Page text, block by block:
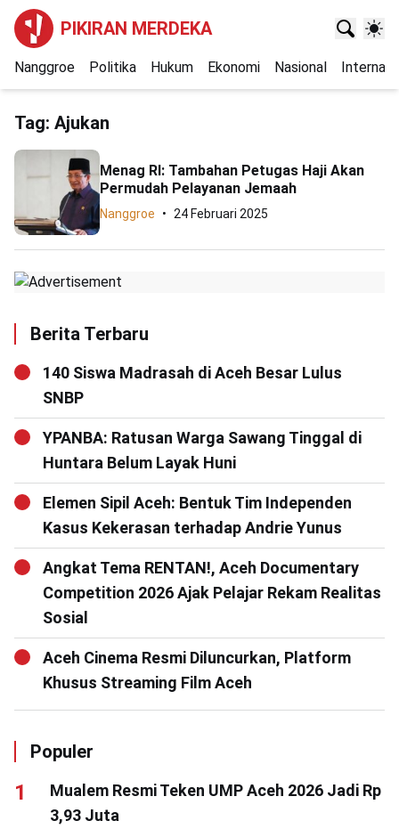
PIKIRAN MERDEKA
Nanggroe Politika Hukum Ekonomi Nasional
Tag: Ajukan
Menag RI: Tambahan Petugas Haji Akan
Permudah Pelayanan Jemaah
Nanggroe 24 Februari 2025
Berita Terbaru
140 Siswa Madrasah di Aceh Besar Lulus
SNBP
YPANBA: Ratusan Warga Sawang Tinggal di
Huntara Belum Layak Huni
Elemen Sipil Aceh: Bentuk Tim Independen
Kasus Kekerasan terhadap Andrie Yunus
Angkat Tema RENTAN!, Aceh Documentary
Competition 2026 Ajak Pelajar Rekam Realitas
Sosial
Aceh Cinema Resmi Diluncurkan, Platform
Khusus Streaming Film Aceh
Populer
Mualem Resmi Teken UMP Aceh 2026 Jadi Rp
3,93 Juta